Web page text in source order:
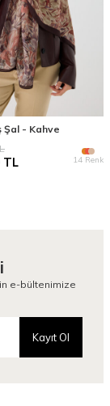
Şal - Kahve
TL 14 Renk
e-bültenimize
Kayıt Ol